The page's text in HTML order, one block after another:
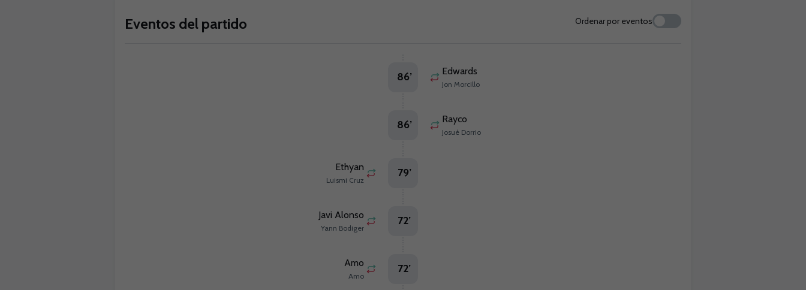
Eventos del partido Ordenar por eventos
Edwards
Jon Morcillo
86’
Rayco
Josué Dorrio
86’
Ethyan
Luismi Cruz
79’
Javi Alonso
Yann Bodiger
72’
Amo
Amo
72’